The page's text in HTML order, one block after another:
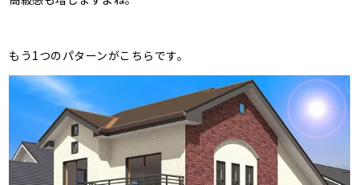
もう1つのパターンがこちらです。